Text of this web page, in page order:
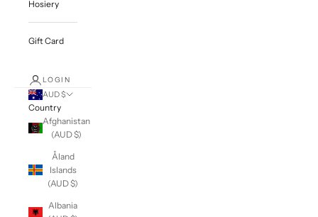
Hosiery
Gift Card
LOGIN
AUD $
Country
Afghanistan
(AUD $)
Åland
Islands
(AUD $)
Albania